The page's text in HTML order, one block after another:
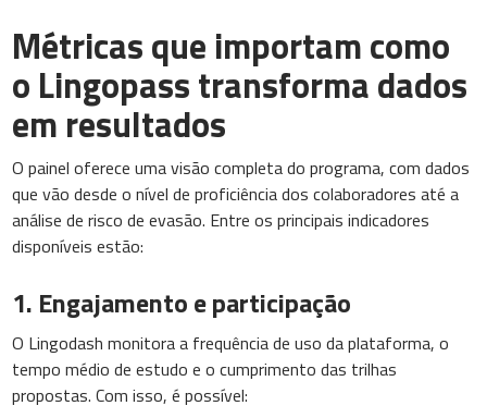
Métricas que importam como
o Lingopass transforma dados
em resultados
O painel oferece uma visão completa do programa, com dados
que vão desde o nível de proficiência dos colaboradores até a
análise de risco de evasão. Entre os principais indicadores
disponíveis estão:
1. Engajamento e participação
O Lingodash monitora a frequência de uso da plataforma, o
tempo médio de estudo e o cumprimento das trilhas
propostas. Com isso, é possível: